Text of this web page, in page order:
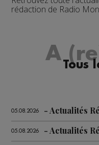
rédaction de Radio
A
Tous
05.08.2026 Actualités
05.08.2026 Actualités